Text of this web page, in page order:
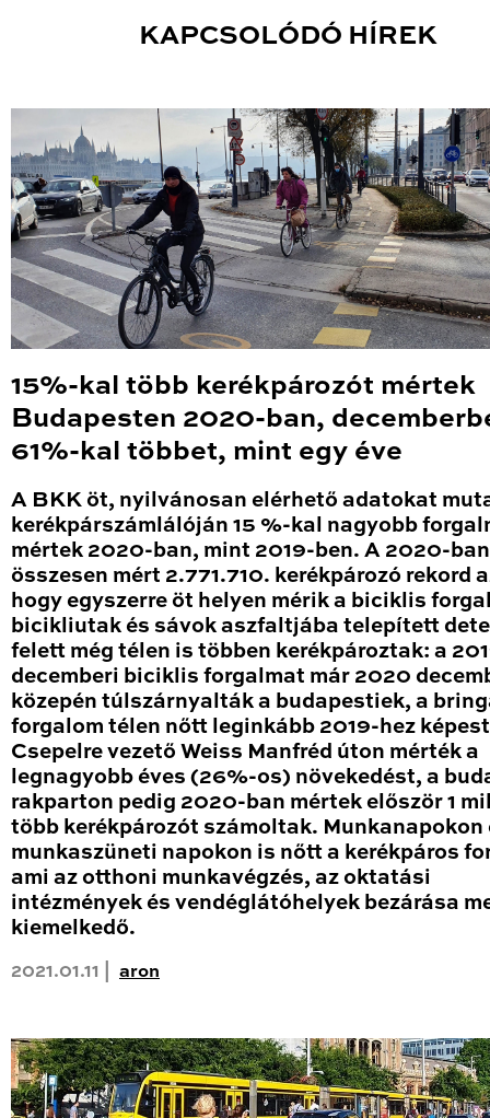
KAPCSOLÓDÓ HÍREK
15%-kal több kerékpározót mértek
Budapesten 2020-ban,
61%-kal többet, mint egy éve
A BKK öt, nyilvánosan elérhető adatokat
kerékpárszámlálóján 15 %-kal nagyobb
mértek 2020-ban, mint 2019-ben. A 2020-ban
összesen mért 2.771.710. kerékpározó rekord
hogy egyszerre öt helyen mérik a biciklis
bicikliutak és sávok aszfaltjába telepített
felett még télen is többen kerékpároztak: a
decemberi biciklis forgalmat már 2020
közepén túlszárnyalták a budapestiek, a
forgalom télen nőtt leginkább 2019-hez
Csepelre vezető Weiss Manfréd úton mérték a
legnagyobb éves (26%-os) növekedést, a
rakparton pedig 2020-ban mértek először 1
több kerékpározót számoltak. Munkanapokon
munkaszüneti napokon is nőtt a kerékpáros
ami az otthoni munkavégzés, az oktatási
intézmények és vendéglátóhelyek bezárása
kiemelkedő.
2021.01.11 | aron